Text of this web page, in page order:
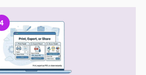
4